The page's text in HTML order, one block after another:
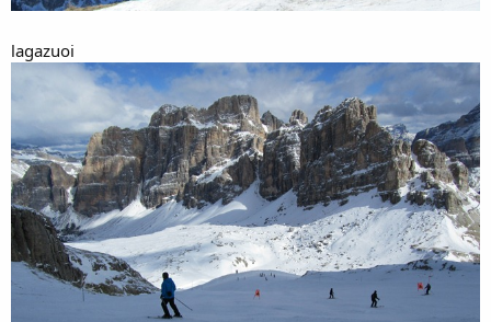
lagazuoi